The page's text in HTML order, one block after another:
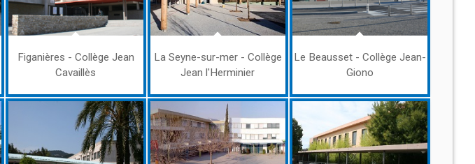
Figanières - Collège Jean
Cavaillès
La Seyne-sur-mer - Collège
Jean l'Herminier
Le Beausset - Collège Jean-
Giono